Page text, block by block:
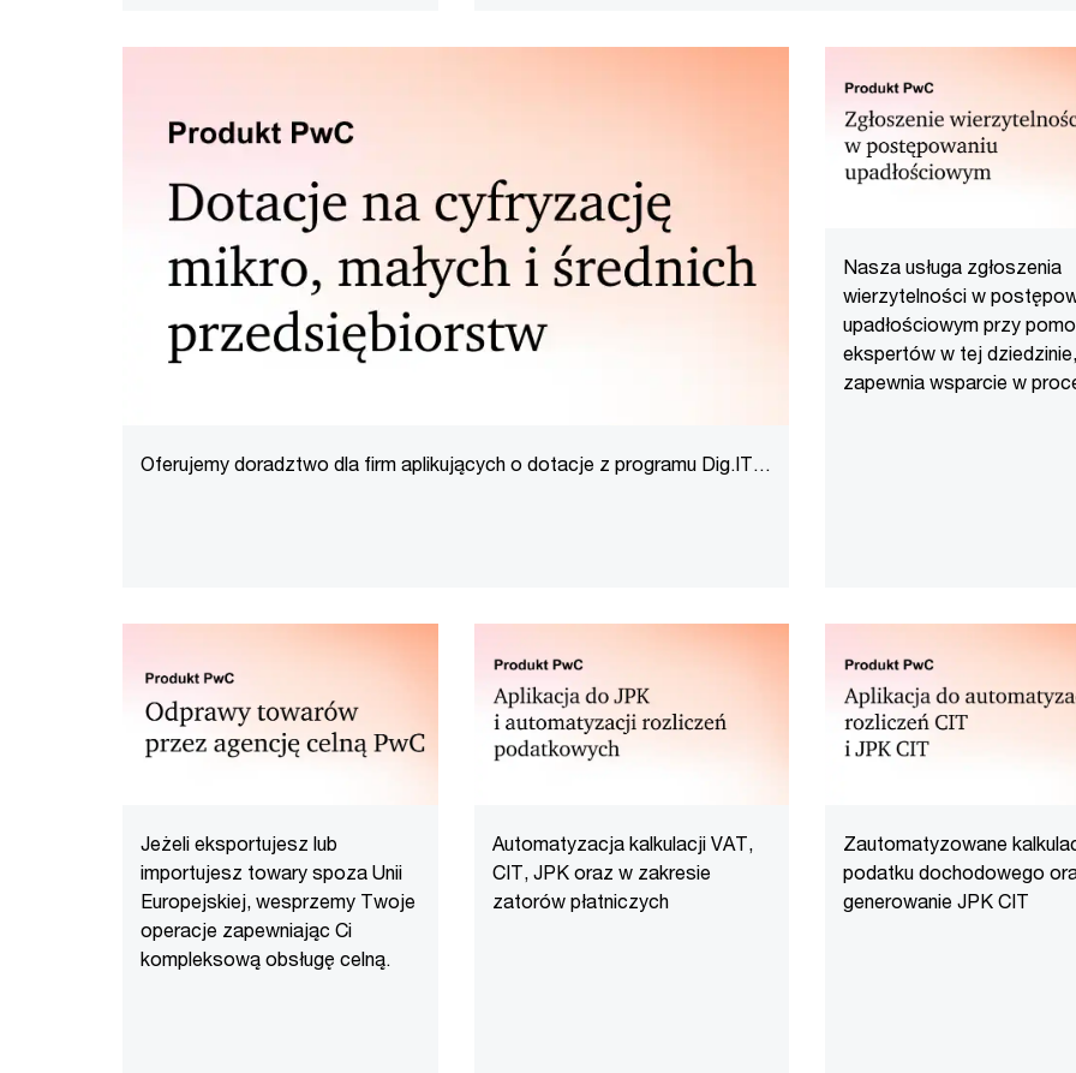
Oferujemy doradztwo dla firm aplikujących o dotacje z programu Dig.IT,
Nasza usługa zgłoszenia
wierzytelności w
upadłościowym przy
ekspertów w tej dziedzinie,
zapewnia wsparcie w
Jeżeli eksportujesz lub
importujesz towary spoza Unii
Europejskiej, wesprzemy Twoje
operacje zapewniając Ci
kompleksową obsługę celną.
Automatyzacja kalkulacji VAT,
CIT, JPK oraz w zakresie
zatorów płatniczych
Zautomatyzowane
podatku dochodowego
generowanie JPK CIT